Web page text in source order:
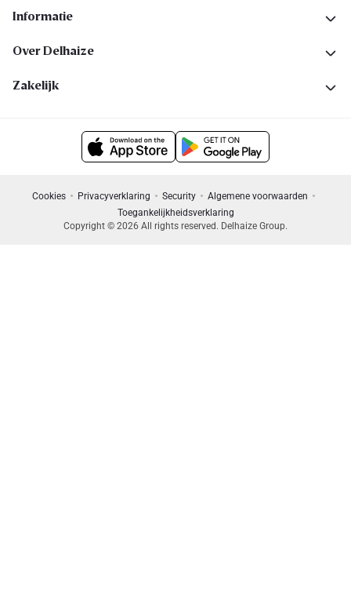
Informatie
Over Delhaize
Zakelijk
Cookies Privacyverklaring Security
Algemene voorwaarden
Toegankelijkheidsverklaring
Copyright © 2026 All rights reserved. Delhaize Group.